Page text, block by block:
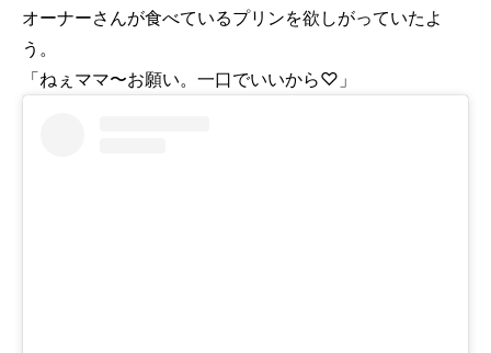
オーナーさんが食べているプリンを欲しがっていたよ
う。
「ねぇママ〜お願い。一口でいいから♡」